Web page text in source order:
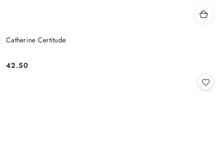
Catherine Certitude
Cena:
42.50